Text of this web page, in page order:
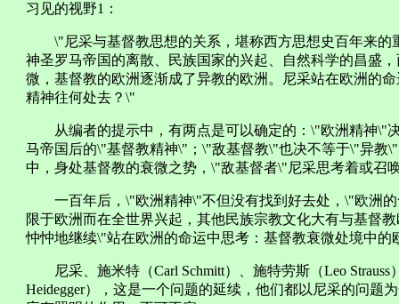
习见的视野1：
\"尼采与基督教思想的关系，堪称西方思想史百年来的
神圣罗马帝国的离散、民族国家的兴起、自然科学的昌盛
微，基督教的欧洲逐渐成了异教的欧洲。尼采站在欧洲的
精神往何处去？\"
从编者的提示中，有两点是可以确定的：\"欧洲精神\"
马帝国后的\"基督教精神\"；\"敌基督教\"也决不等于\"异教
中，身处基督教的衰微之势，\"敌基督者\"尼采思考着或召
一百年后，\"欧洲精神\"不但没有找到好去处，\"欧洲的
限于欧洲而在全世界兴起，其他民族宗教文化大有与基督
忡忡地继续\"站在欧洲的命运中思考：基督教衰微处境中的
尼采、施米特（Carl Schmitt）、施特劳斯（Leo Strauss
Heidegger），这是一个问题的延续，他们都以尼采的问题